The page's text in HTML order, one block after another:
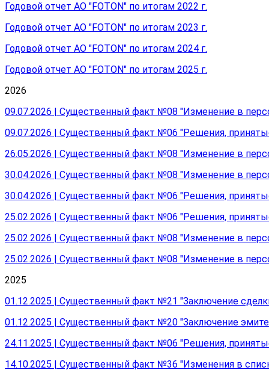
Годовой отчет АО "FOTON" по итогам 2022 г.
Годовой отчет АО "FOTON" по итогам 2023 г.
Годовой отчет АО "FOTON" по итогам 2024 г.
Годовой отчет АО "FOTON" по итогам 2025 г.
2026
09.07.2026 | Существенный факт №08 "Изменение в
09.07.2026 | Существенный факт №06 "Решения,
26.05.2026 | Существенный факт №08 "Изменение в
30.04.2026 | Существенный факт №08 "Изменение в
30.04.2026 | Существенный факт №06 "Решения,
25.02.2026 | Существенный факт №06 "Решения,
25.02.2026 | Существенный факт №08 "Изменение в
25.02.2026 | Существенный факт №08 "Изменение в
2025
01.12.2025 | Существенный факт №21 "Заключение
01.12.2025 | Существенный факт №20 "Заключение
24.11.2025 | Существенный факт №06 "Решения,
14.10.2025 | Существенный факт №36 "Изменения в